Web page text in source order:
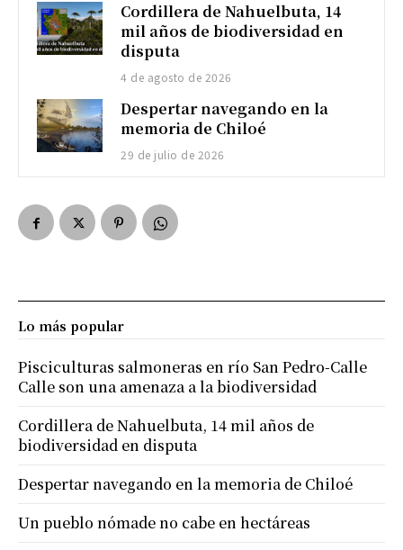
Cordillera de Nahuelbuta, 14
mil años de biodiversidad en
disputa
4 de agosto de 2026
Despertar navegando en la
memoria de Chiloé
29 de julio de 2026
Lo más popular
Pisciculturas salmoneras en río San Pedro-Calle
Calle son una amenaza a la biodiversidad
Cordillera de Nahuelbuta, 14 mil años de
biodiversidad en disputa
Despertar navegando en la memoria de Chiloé
Un pueblo nómade no cabe en hectáreas